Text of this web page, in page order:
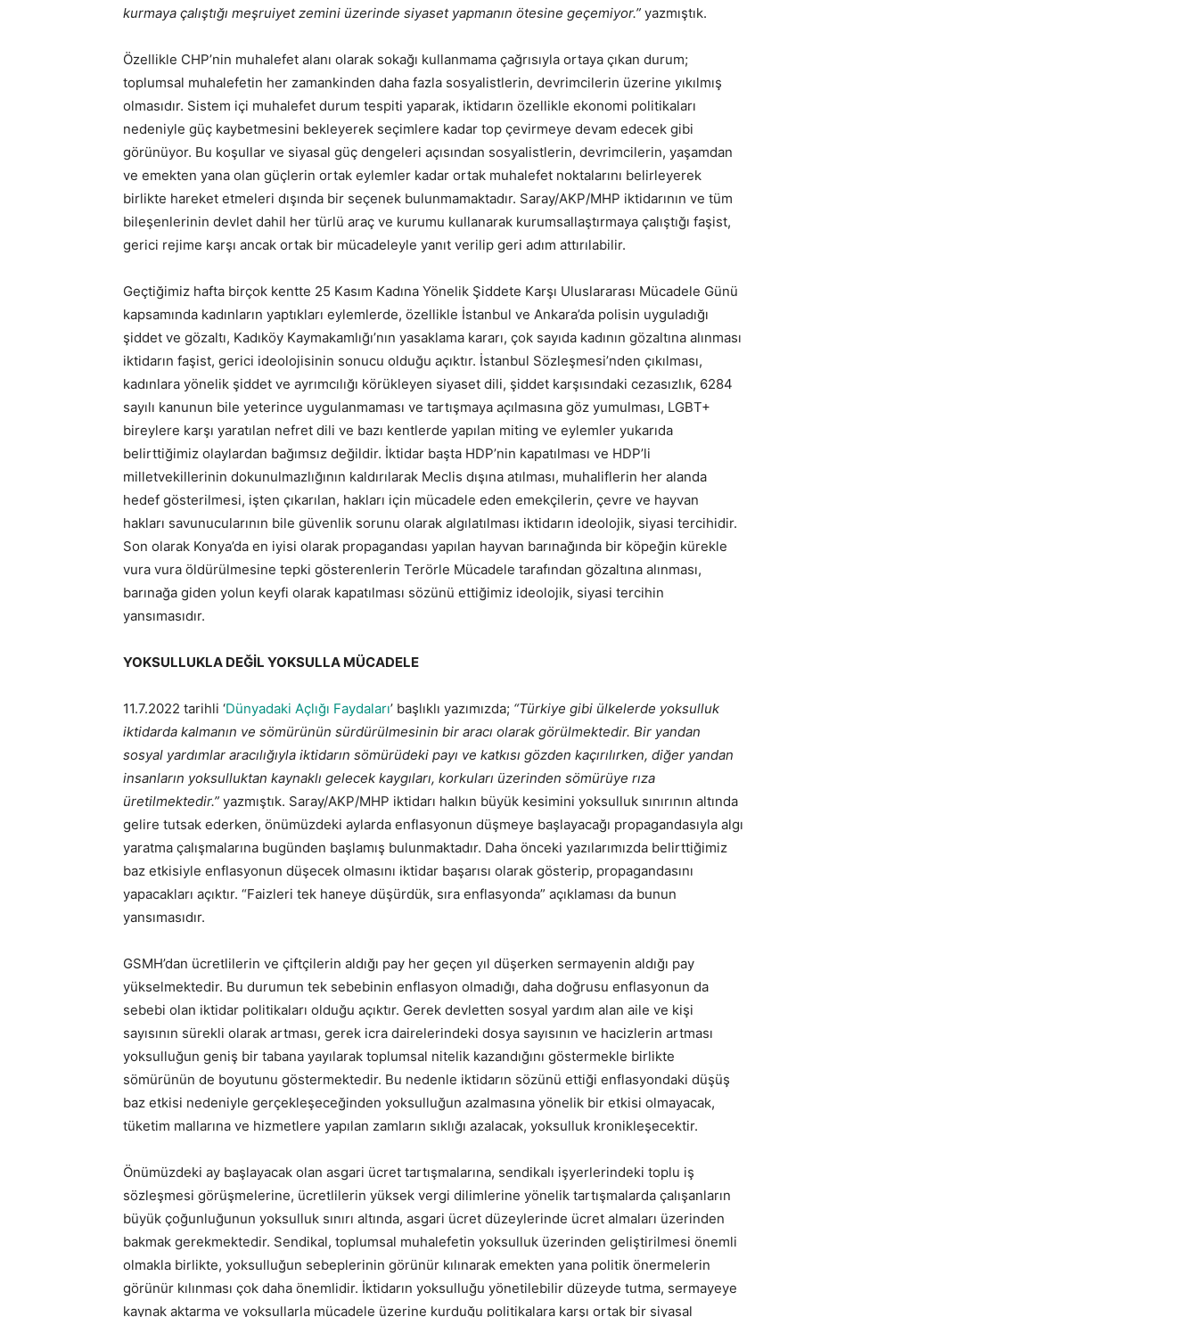
kurmaya çalıştığı meşruiyet zemini üzerinde siyaset yapmanın ötesine geçemiyor.” yazmıştık.
Özellikle CHP’nin muhalefet alanı olarak sokağı kullanmama çağrısıyla ortaya çıkan durum;
toplumsal muhalefetin her zamankinden daha fazla sosyalistlerin, devrimcilerin üzerine yıkılmış
olmasıdır. Sistem içi muhalefet durum tespiti yaparak, iktidarın özellikle ekonomi politikaları
nedeniyle güç kaybetmesini bekleyerek seçimlere kadar top çevirmeye devam edecek gibi
görünüyor. Bu koşullar ve siyasal güç dengeleri açısından sosyalistlerin, devrimcilerin, yaşamdan
ve emekten yana olan güçlerin ortak eylemler kadar ortak muhalefet noktalarını belirleyerek
birlikte hareket etmeleri dışında bir seçenek bulunmamaktadır. Saray/AKP/MHP iktidarının ve tüm
bileşenlerinin devlet dahil her türlü araç ve kurumu kullanarak kurumsallaştırmaya çalıştığı faşist,
gerici rejime karşı ancak ortak bir mücadeleyle yanıt verilip geri adım attırılabilir.
Geçtiğimiz hafta birçok kentte 25 Kasım Kadına Yönelik Şiddete Karşı Uluslararası Mücadele Günü
kapsamında kadınların yaptıkları eylemlerde, özellikle İstanbul ve Ankara’da polisin uyguladığı
şiddet ve gözaltı, Kadıköy Kaymakamlığı’nın yasaklama kararı, çok sayıda kadının gözaltına alınması
iktidarın faşist, gerici ideolojisinin sonucu olduğu açıktır. İstanbul Sözleşmesi’nden çıkılması,
kadınlara yönelik şiddet ve ayrımcılığı körükleyen siyaset dili, şiddet karşısındaki cezasızlık, 6284
sayılı kanunun bile yeterince uygulanmaması ve tartışmaya açılmasına göz yumulması, LGBT+
bireylere karşı yaratılan nefret dili ve bazı kentlerde yapılan miting ve eylemler yukarıda
belirttiğimiz olaylardan bağımsız değildir. İktidar başta HDP’nin kapatılması ve HDP’li
milletvekillerinin dokunulmazlığının kaldırılarak Meclis dışına atılması, muhaliflerin her alanda
hedef gösterilmesi, işten çıkarılan, hakları için mücadele eden emekçilerin, çevre ve hayvan
hakları savunucularının bile güvenlik sorunu olarak algılatılması iktidarın ideolojik, siyasi tercihidir.
Son olarak Konya’da en iyisi olarak propagandası yapılan hayvan barınağında bir köpeğin kürekle
vura vura öldürülmesine tepki gösterenlerin Terörle Mücadele tarafından gözaltına alınması,
barınağa giden yolun keyfi olarak kapatılması sözünü ettiğimiz ideolojik, siyasi tercihin
yansımasıdır.
YOKSULLUKLA DEĞİL YOKSULLA MÜCADELE
11.7.2022 tarihli ‘Dünyadaki Açlığı Faydaları’ başlıklı yazımızda; “Türkiye gibi ülkelerde yoksulluk
iktidarda kalmanın ve sömürünün sürdürülmesinin bir aracı olarak görülmektedir. Bir yandan
sosyal yardımlar aracılığıyla iktidarın sömürüdeki payı ve katkısı gözden kaçırılırken, diğer yandan
insanların yoksulluktan kaynaklı gelecek kaygıları, korkuları üzerinden sömürüye rıza
üretilmektedir.” yazmıştık. Saray/AKP/MHP iktidarı halkın büyük kesimini yoksulluk sınırının altında
gelire tutsak ederken, önümüzdeki aylarda enflasyonun düşmeye başlayacağı propagandasıyla algı
yaratma çalışmalarına bugünden başlamış bulunmaktadır. Daha önceki yazılarımızda belirttiğimiz
baz etkisiyle enflasyonun düşecek olmasını iktidar başarısı olarak gösterip, propagandasını
yapacakları açıktır. “Faizleri tek haneye düşürdük, sıra enflasyonda” açıklaması da bunun
yansımasıdır.
GSMH’dan ücretlilerin ve çiftçilerin aldığı pay her geçen yıl düşerken sermayenin aldığı pay
yükselmektedir. Bu durumun tek sebebinin enflasyon olmadığı, daha doğrusu enflasyonun da
sebebi olan iktidar politikaları olduğu açıktır. Gerek devletten sosyal yardım alan aile ve kişi
sayısının sürekli olarak artması, gerek icra dairelerindeki dosya sayısının ve hacizlerin artması
yoksulluğun geniş bir tabana yayılarak toplumsal nitelik kazandığını göstermekle birlikte
sömürünün de boyutunu göstermektedir. Bu nedenle iktidarın sözünü ettiği enflasyondaki düşüş
baz etkisi nedeniyle gerçekleşeceğinden yoksulluğun azalmasına yönelik bir etkisi olmayacak,
tüketim mallarına ve hizmetlere yapılan zamların sıklığı azalacak, yoksulluk kronikleşecektir.
Önümüzdeki ay başlayacak olan asgari ücret tartışmalarına, sendikalı işyerlerindeki toplu iş
sözleşmesi görüşmelerine, ücretlilerin yüksek vergi dilimlerine yönelik tartışmalarda çalışanların
büyük çoğunluğunun yoksulluk sınırı altında, asgari ücret düzeylerinde ücret almaları üzerinden
bakmak gerekmektedir. Sendikal, toplumsal muhalefetin yoksulluk üzerinden geliştirilmesi önemli
olmakla birlikte, yoksulluğun sebeplerinin görünür kılınarak emekten yana politik önermelerin
görünür kılınması çok daha önemlidir. İktidarın yoksulluğu yönetilebilir düzeyde tutma, sermayeye
kaynak aktarma ve yoksullarla mücadele üzerine kurduğu politikalara karşı ortak bir siyasal